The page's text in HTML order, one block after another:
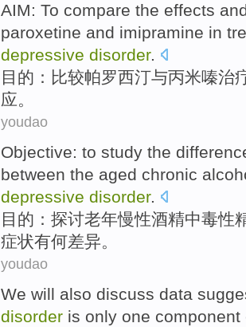
AIM: To compare the effects
paroxetine and imipramine in
depressive disorder.
目的 ： 比较帕罗西汀与丙米嗪治
应。
youdao
Objective: to study the
between the aged chronic
depressive disorder.
目的 ： 探讨老年慢性酒精中毒性
症状有何差异。
youdao
We will also discuss data
disorder is only one component